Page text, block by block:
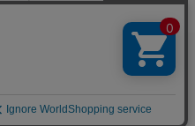
るため、cookie(クッキー)を
は
プライバシーポリシーを